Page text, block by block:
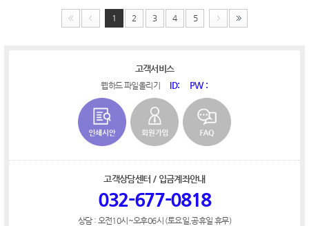
1 2 3 4 5
고객서비스
웹하드 파일올리기 ID: PW :
고객상담센터 / 입금계좌안내
032-677-0818
상담 : 오전10시~오후06시 (토요일,공휴일 휴무)